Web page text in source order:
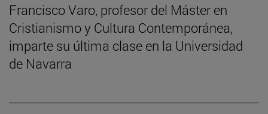
Francisco Varo, profesor del Máster en
Cristianismo y Cultura Contemporánea,
imparte su última clase en la Universidad
de Navarra